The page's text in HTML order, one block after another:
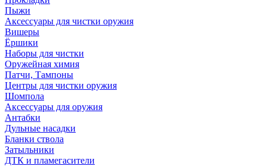
Пыжи
Аксессуары для чистки оружия
Вишеры
Ёршики
Наборы для чистки
Оружейная химия
Патчи, Тампоны
Центры для чистки оружия
Шомпола
Аксессуары для оружия
Антабки
Дульные насадки
Бланки ствола
Затыльники
ДТК и пламегасители